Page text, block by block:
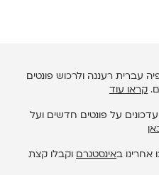
עברית רעננה ולרכוש פונטים
קראו עוד
על פונטים חדשים ועל
אחרינו באינסטגרם
וקבלו קצת